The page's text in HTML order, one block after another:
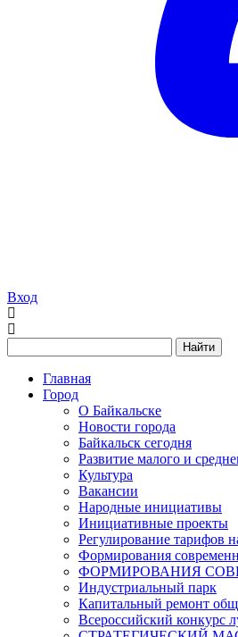
Вход
Найти
Главная
Город
О Байкальске
Новости города
Байкальск сегодня
Развитие малого и
Культура
Вакансии
Народные инициативы
Инициативные проекты
Регулирование тарифов
Формирования
ФОРМИРОВАНИЯ
Индустриальный парк
Капитальный ремонт
Всероссийский конкурс